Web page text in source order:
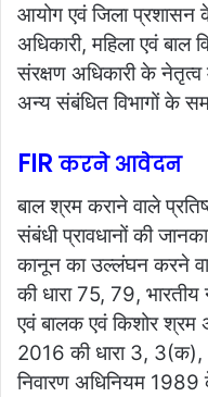
आयोग एवं जिला प्रशासन
अधिकारी, महिला एवं बाल
संरक्षण अधिकारी के नेतृत्व
अन्य संबंधित विभागों के
FIRकरने आवेदन
बाल श्रम कराने वाले
संबंधी प्रावधानों की
कानून का उल्लंघन करने
की धारा 75, 79,
एवं बालक एवं किशोर
2016 की धारा 3,
निवारण अधिनियम